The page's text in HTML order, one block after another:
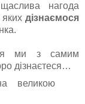
нагода
дізнаємося
ми з самим
дізнаєтеся…
великою